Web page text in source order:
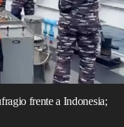
frente a Indonesia;